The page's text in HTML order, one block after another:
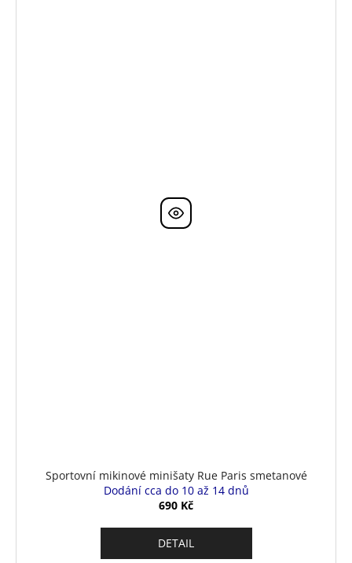
Sportovní mikinové minišaty Rue Paris smetanové
Dodání cca do 10 až 14 dnů
690 Kč
DETAIL